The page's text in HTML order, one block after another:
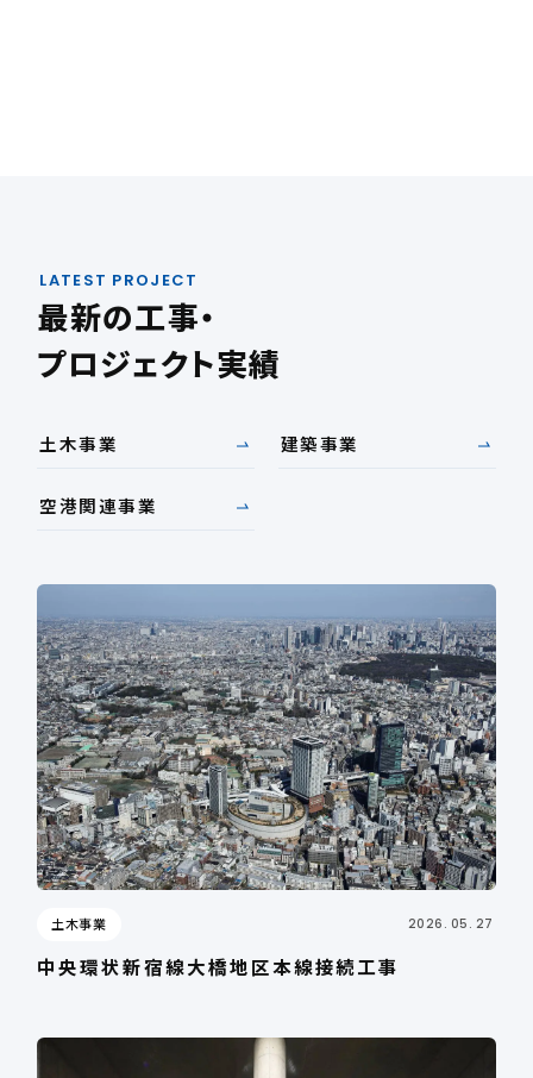
LATEST PROJECT
最新の工事・
プロジェクト実績
土木事業 建築事業
空港関連事業
土木事業 2026. 05. 27
中央環状新宿線大橋地区本線接続工事